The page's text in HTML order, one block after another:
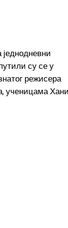
су се у
режисера
ученицама Хани